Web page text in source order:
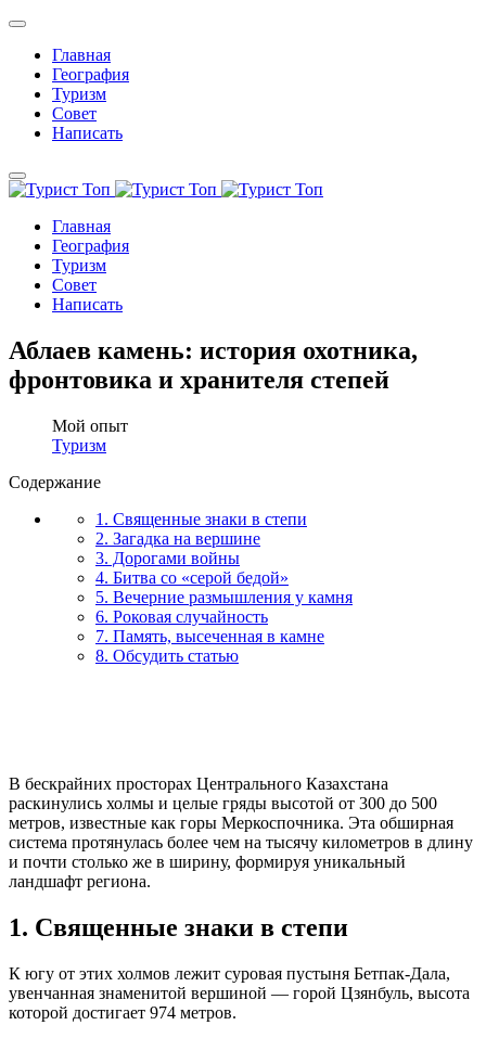
Главная
География
Туризм
Совет
Написать
Главная
География
Туризм
Совет
Написать
Аблаев камень: история охотника,
фронтовика и хранителя степей
Мой опыт
Туризм
Содержание
1. Священные знаки в степи
2. Загадка на вершине
3. Дорогами войны
4. Битва со «серой бедой»
5. Вечерние размышления у камня
6. Роковая случайность
7. Память, высеченная в камне
8. Обсудить статью
В бескрайних просторах Центрального Казахстана
раскинулись холмы и целые гряды высотой от 300 до 500
метров, известные как горы Меркоспочника. Эта обширная
система протянулась более чем на тысячу километров в длину
и почти столько же в ширину, формируя уникальный
ландшафт региона.
1. Священные знаки в степи
К югу от этих холмов лежит суровая пустыня Бетпак-Дала,
увенчанная знаменитой вершиной — горой Цзянбуль, высота
которой достигает 974 метров.